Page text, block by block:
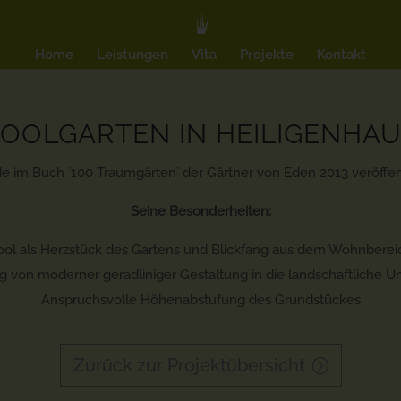
Home Leistungen Vita Projekte Kontakt
IN
im Buch ´100 Traumgärten` der Gärtner von Eden 2013
Seine Besonderheiten:
als Herzstück des Gartens und Blickfang aus dem
von moderner geradliniger Gestaltung in die landschaftliche
Anspruchsvolle Höhenabstufung des Grundstückes